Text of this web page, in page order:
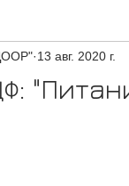
13 авг. 2020 г.